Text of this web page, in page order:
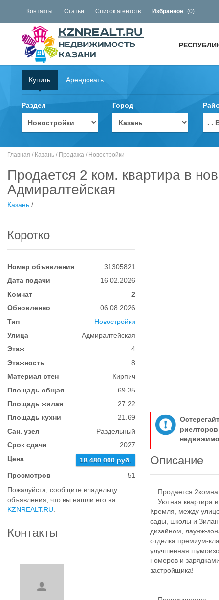
Контакты Статьи Список агентств Избранное (0)
Купить Арендовать
Раздел Город
. .
Главная / Казань / Продажа / Новостройки
Продается 2 ком. квартира в
Адмиралтейская
Казань /
Коротко
Номер объявления
31305821
Дата подачи
16.02.2026
Комнат
2
Обновленно
06.08.2026
Тип
Новостройки
Улица
Адмиралтейская
Этаж
4
Этажность
8
Материал стен
Кирпич
Площадь общая
69.35
Площадь жилая
27.22
Площадь кухни
21.69
Сан. узел
Раздельный
Срок сдачи
2027
Цена
18 480 000 руб.
Просмотров
51
Пожалуйста, сообщите владельцу
объявления, что вы нашли его на
KZNREALT.RU
Контакты
Описание
Продается
Уютная квартира в
Кремля, между
сады, школы и
дизайном, лаунж-
отделка премиум-
улучшенная
номеров и
застройщика!